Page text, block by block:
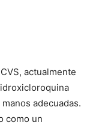
actualmente
adecuadas.
como un